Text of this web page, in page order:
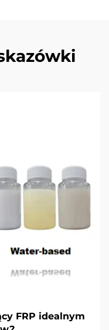
FRP idealnym